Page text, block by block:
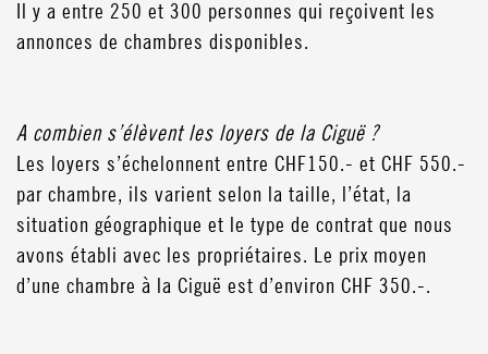
Il y a entre 250 et 300 personnes qui reçoivent les
annonces de chambres disponibles.
A combien s’élèvent les loyers de la Ciguë ?
Les loyers s’échelonnent entre CHF150.- et CHF 550.-
par chambre, ils varient selon la taille, l’état, la
situation géographique et le type de contrat que nous
avons établi avec les propriétaires. Le prix moyen
d’une chambre à la Ciguë est d’environ CHF 350.-.